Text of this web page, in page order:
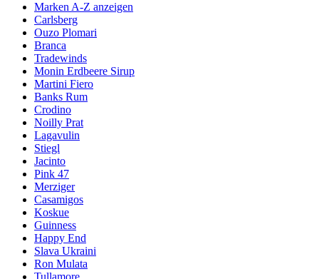
Marken A-Z anzeigen
Carlsberg
Ouzo Plomari
Branca
Tradewinds
Monin Erdbeere Sirup
Martini Fiero
Banks Rum
Crodino
Noilly Prat
Lagavulin
Stiegl
Jacinto
Pink 47
Merziger
Casamigos
Koskue
Guinness
Happy End
Slava Ukraini
Ron Mulata
Tullamore